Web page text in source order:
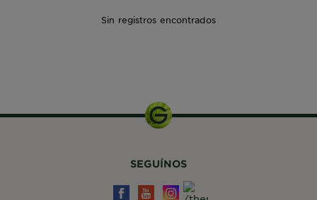
Sin registros encontrados
SEGUÍNOS